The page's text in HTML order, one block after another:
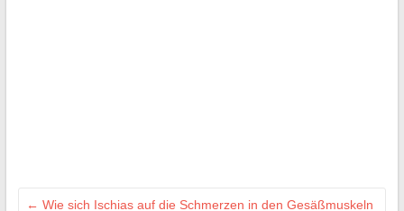
← Wie sich Ischias auf die Schmerzen in den Gesäßmuskeln